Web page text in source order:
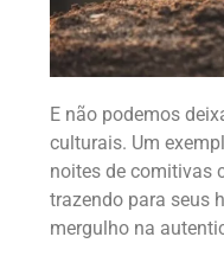
E não podemos
culturais. Um
noites de comitivas
trazendo para seus
mergulho na